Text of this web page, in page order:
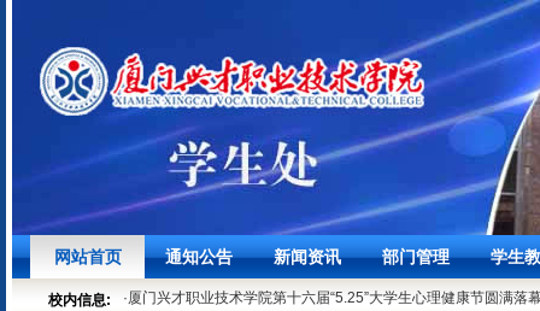
网站首页 通知公告 新闻资讯 部门管理 学生
校内信息:
聚焦学生发展，筑牢安全底线┃我校召开3月学生工作例会03-27
·厦门兴才职业技术学院第十六届“5.25”大学生心理健康节圆满落